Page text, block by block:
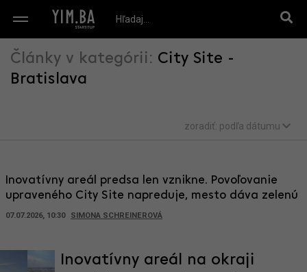
Články v kategórii: City Site -
Bratislava
zoradiť: podľa dátumu
Inovatívny areál predsa len vznikne. Povoľovanie
upraveného City Site napreduje, mesto dáva zelenú
07.07.2026, 10:30 SIMONA SCHREINEROVÁ
Inovatívny areál na okraji